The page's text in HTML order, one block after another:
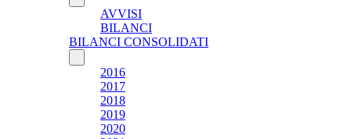
AVVISI
BILANCI
BILANCI CONSOLIDATI
2016
2017
2018
2019
2020